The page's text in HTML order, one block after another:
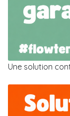
Une solution